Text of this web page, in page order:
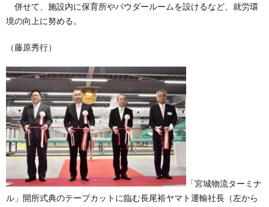
併せて、施設内に保育所やパウダールームを設けるなど、就労環
境の向上に努める。
（藤原秀行）
「宮城物流ターミナ
ル」開所式典のテープカットに臨む長尾裕ヤマト運輸社長（左から